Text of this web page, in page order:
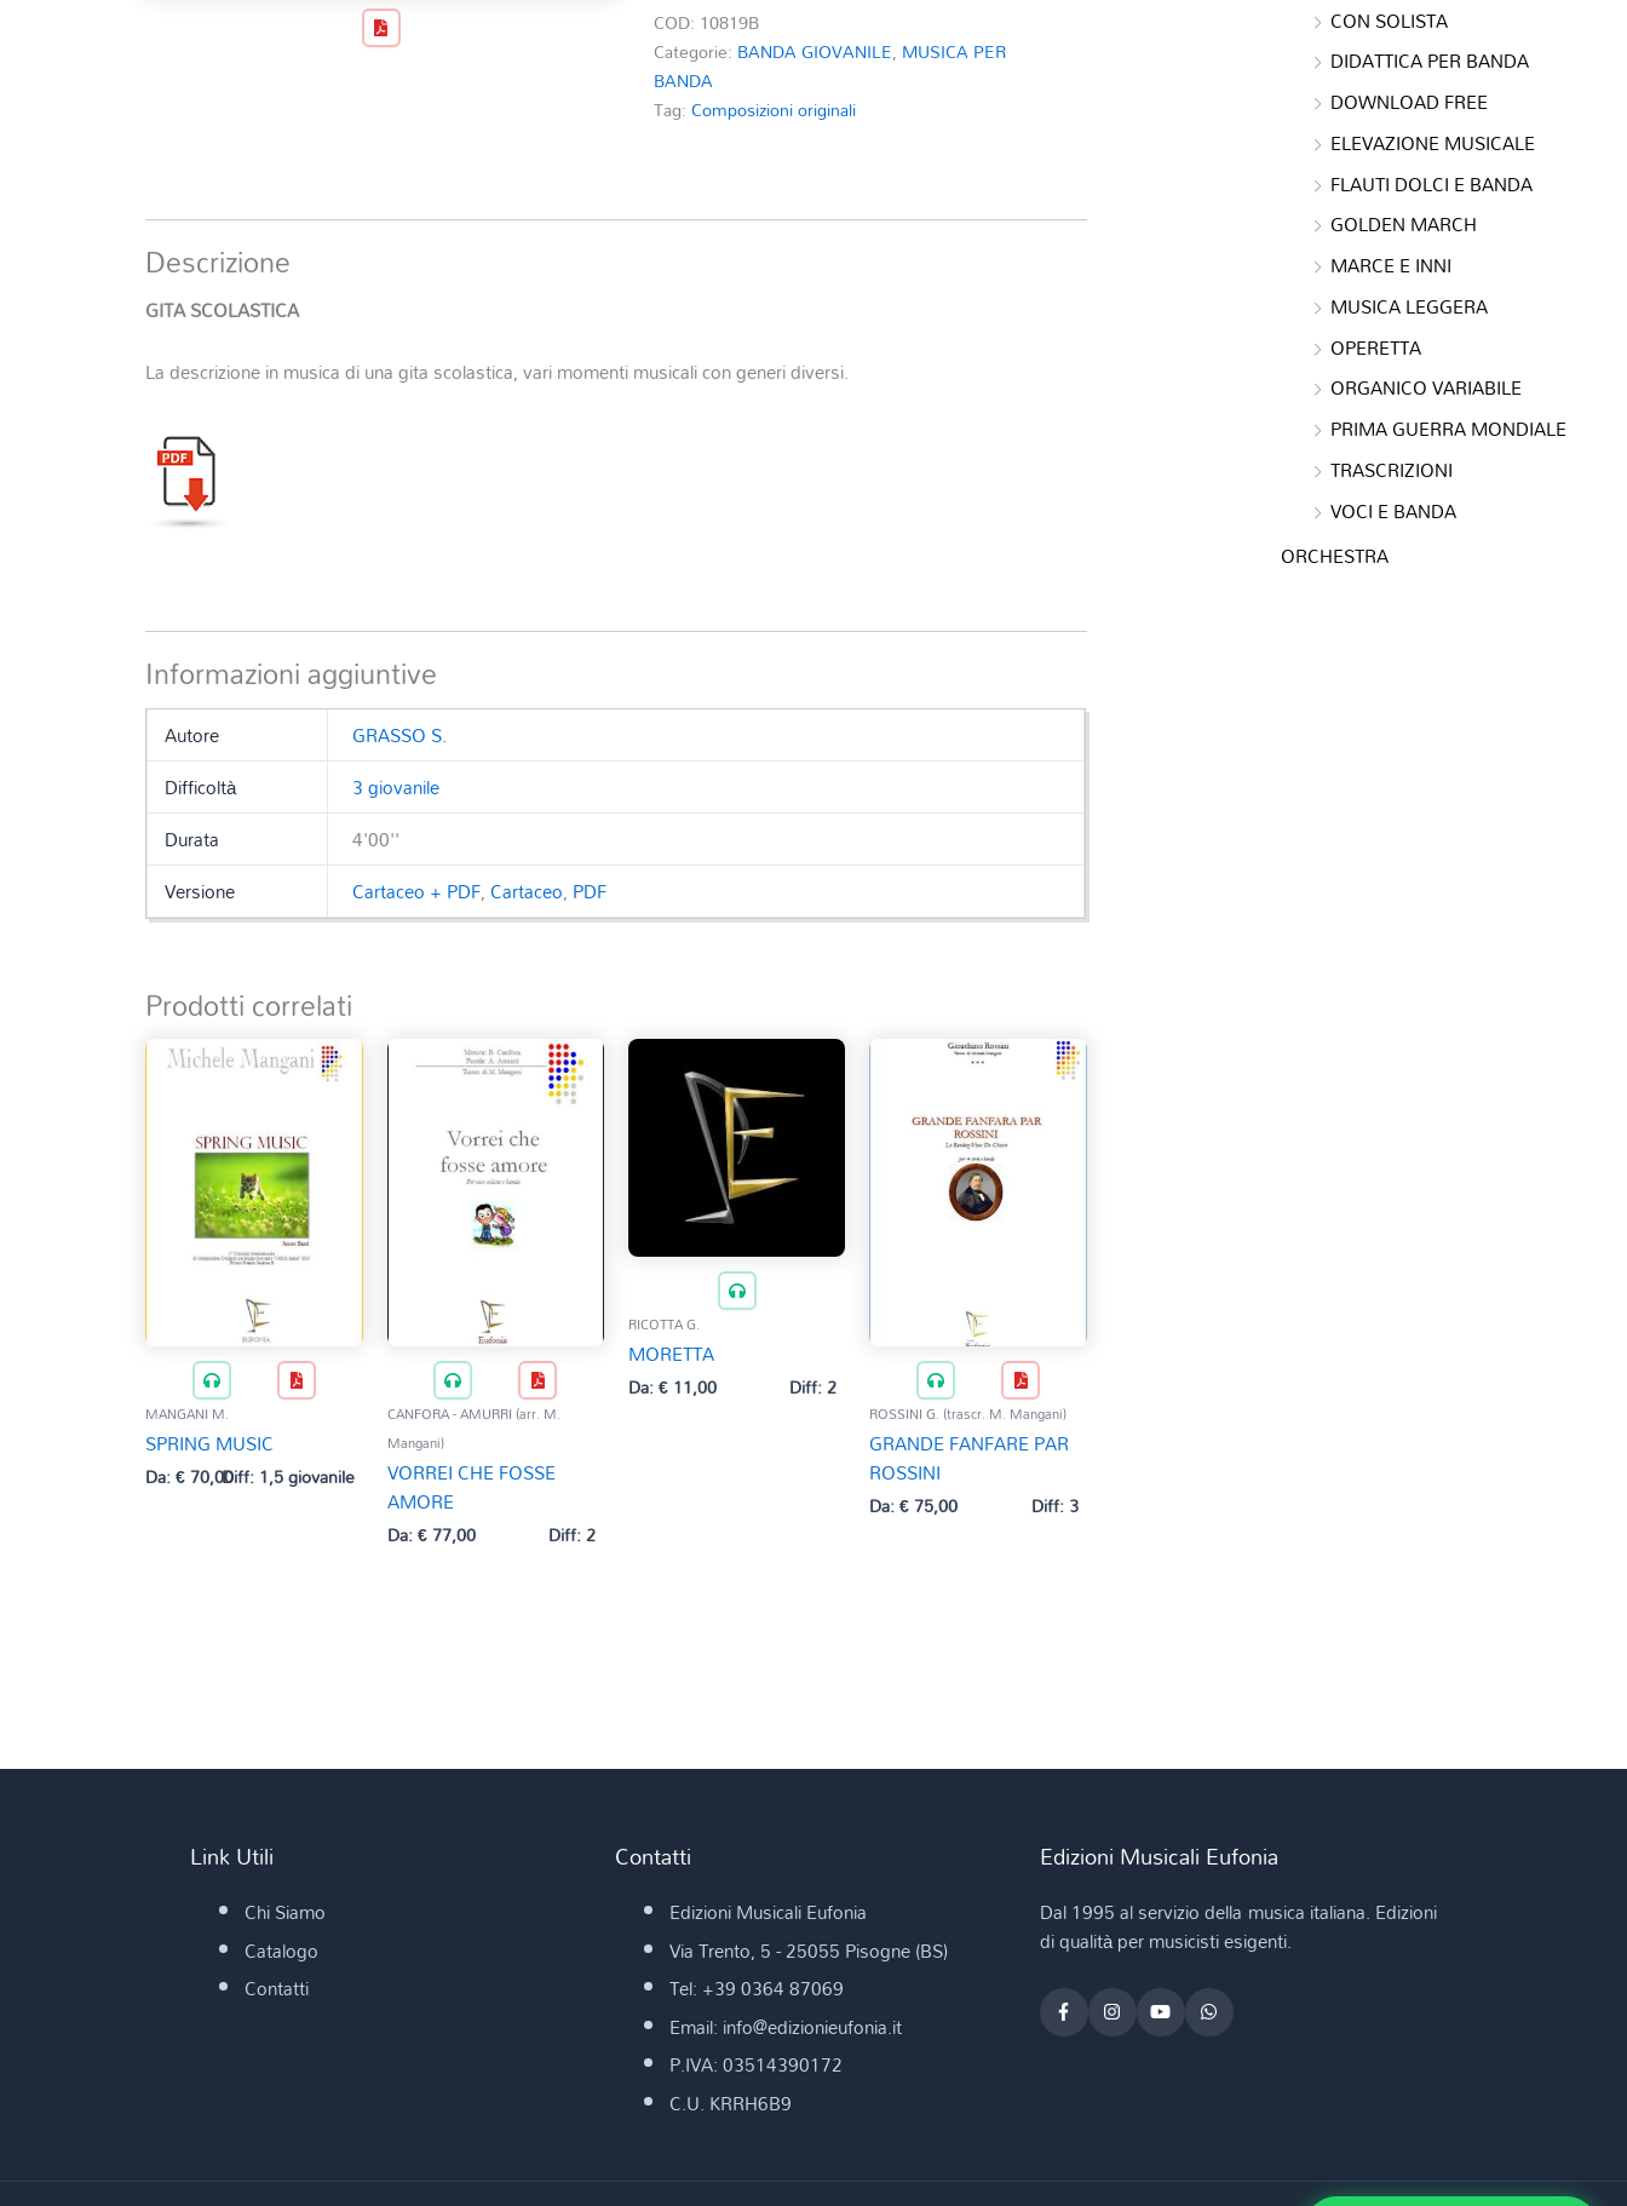
COD: 10819B
Categorie: BANDA GIOVANILE, MUSICA PER
BANDA
Tag:Composizioni originali
Descrizione
GITA SCOLASTICA
La descrizione in musica di una gita scolastica, vari momenti musicali con generi diversi.
Informazioni aggiuntive
Autore
GRASSO S.
Difficoltà
3 giovanile
Durata
4'00''
Versione
Cartaceo + PDF,Cartaceo, PDF
Prodotti correlati
MANGANI M.
SPRING MUSIC
Da:€70,00Diff: 1,5 giovanile
CANFORA - AMURRI (arr. M.
Mangani)
VORREI CHE FOSSE
AMORE
Da:€77,00 Diff: 2
RICOTTA G.
MORETTA
Da:€11,00 Diff: 2
ROSSINI G. (trascr. M. Mangani)
GRANDE FANFARE PAR
ROSSINI
Da:€75,00 Diff: 3
CON SOLISTA
DIDATTICA PER BANDA
DOWNLOAD FREE
ELEVAZIONE MUSICALE
FLAUTI DOLCI E BANDA
GOLDEN MARCH
MARCE E INNI
MUSICA LEGGERA
OPERETTA
ORGANICO VARIABILE
PRIMA GUERRA MONDIALE
TRASCRIZIONI
VOCI E BANDA
ORCHESTRA
Link Utili
Chi Siamo
Catalogo
Contatti
Contatti
Edizioni Musicali Eufonia
Via Trento, 5 - 25055 Pisogne (BS)
Tel: +39 0364 87069
Email: info@edizionieufonia.it
P.IVA: 03514390172
C.U. KRRH6B9
Edizioni Musicali Eufonia
Dal 1995 al servizio della musica italiana. Edizioni
di qualità per musicisti esigenti.